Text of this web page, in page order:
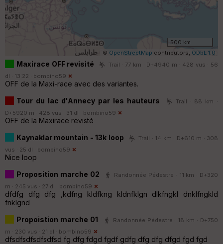
500 km
© OpenStreetMap contributors, ODbL 1.0
Maxirace OFF revisité
Trail · 77 km · D+4940 m · 428 vus · 56
dl · 13:22 · bombino59
OFF de la Maxi-race avec des variantes.
Tour du lac d'Annecy par les hauteurs
Trail · 88 km ·
D+5920 m · 428 vus · 31 dl · bombino59
OFF de la Maxirace revisté
Kaynaklar mountain - 13k loop
Trail · 14 km · D+610 m · 308
vus · 25 dl · bombino59
Nice loop
Proposition marche 02
Randonnée Pédestre · 11 km · D+320
m · 245 vus · 27 dl · bombino59
dfdfg dfg dfg ,kdfng kldfkng kldnfklgn dlkfngkl dnklfngkld
fnklgnd
Propoistion marche 01
Randonnée Pédestre · 18 km · D+750
m · 230 vus · 21 dl · bombino59
dfsdfsdfsdfsdfsd fg dfg fdgd fgdf gdfg dfg dfg dfgd fgd fgd